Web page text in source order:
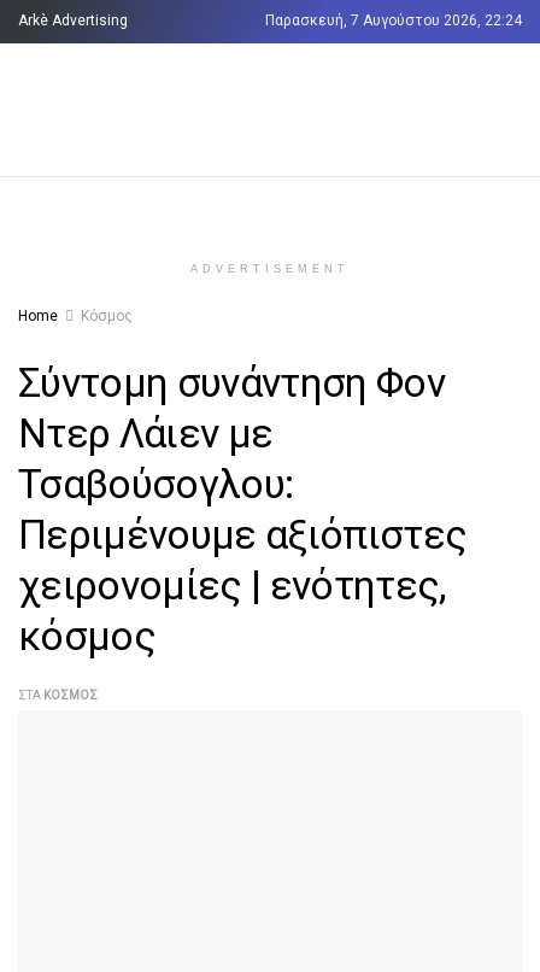
Arkè Advertising Παρασκευή, 7 Αυγούστου 2026, 22:24
ADVERTISEMENT
Home Κόσμος
Σύντομη συνάντηση Φον
Ντερ Λάιεν με
Τσαβούσογλου:
Περιμένουμε αξιόπιστες
χειρονομίες | ενότητες,
κόσμος
ΣΤΑ ΚΌΣΜΟΣ